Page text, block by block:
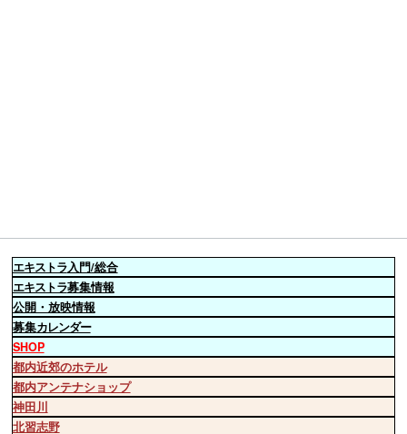
エキストラ入門/総合
エキストラ募集情報
公開・放映情報
募集カレンダー
SHOP
都内近郊のホテル
都内アンテナショップ
神田川
北習志野